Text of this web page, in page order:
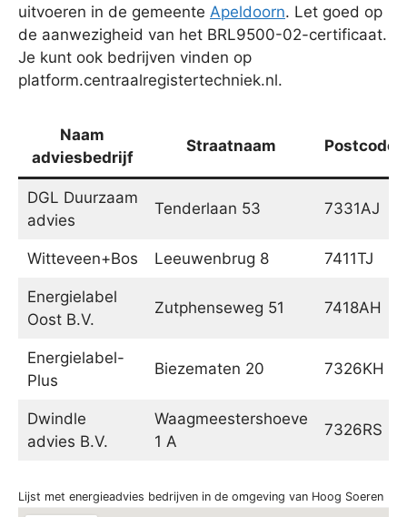
uitvoeren in de gemeente Apeldoorn. Let goed op
de aanwezigheid van het BRL9500-02-certificaat.
Je kunt ook bedrijven vinden op
platform.centraalregistertechniek.nl.
Naam
adviesbedrijf
Straatnaam Postcode
DGL Duurzaam
advies
Tenderlaan 53 7331AJ
Witteveen+Bos Leeuwenbrug 8 7411TJ
Energielabel
Oost B.V.
Zutphenseweg 51 7418AH
Energielabel-
Plus
Biezematen 20 7326KH
Dwindle
advies B.V.
Waagmeestershoeve
1 A
7326RS
Lijst met energieadvies bedrijven in de omgeving van Hoog Soeren